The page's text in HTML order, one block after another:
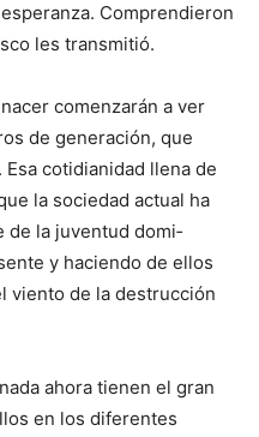
Com­prendieron
les transmitió.
comenzarán a ver
de genera­ción, que
coti­dianidad llena de
la socie­dad actual ha
de la juventud domi­
y haciendo de ellos
viento de la destrucción
ahora tienen el gran
en los di­ferentes